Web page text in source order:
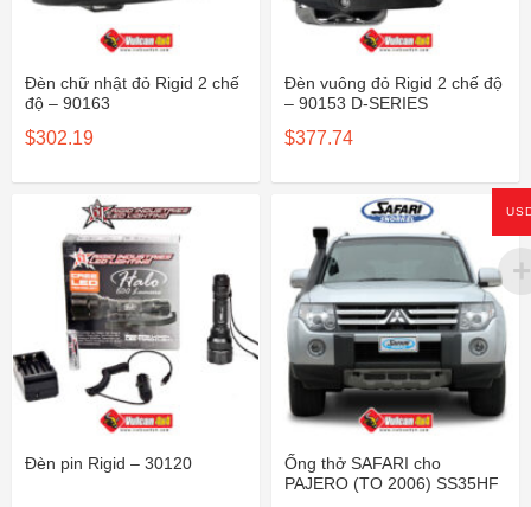
Đèn chữ nhật đỏ Rigid 2 chế
độ – 90163
$302.19
Đèn vuông đỏ Rigid 2 chế độ
– 90153 D-SERIES
$377.74
Đèn pin Rigid – 30120
Ống thở SAFARI cho
PAJERO (TO 2006) SS35HF